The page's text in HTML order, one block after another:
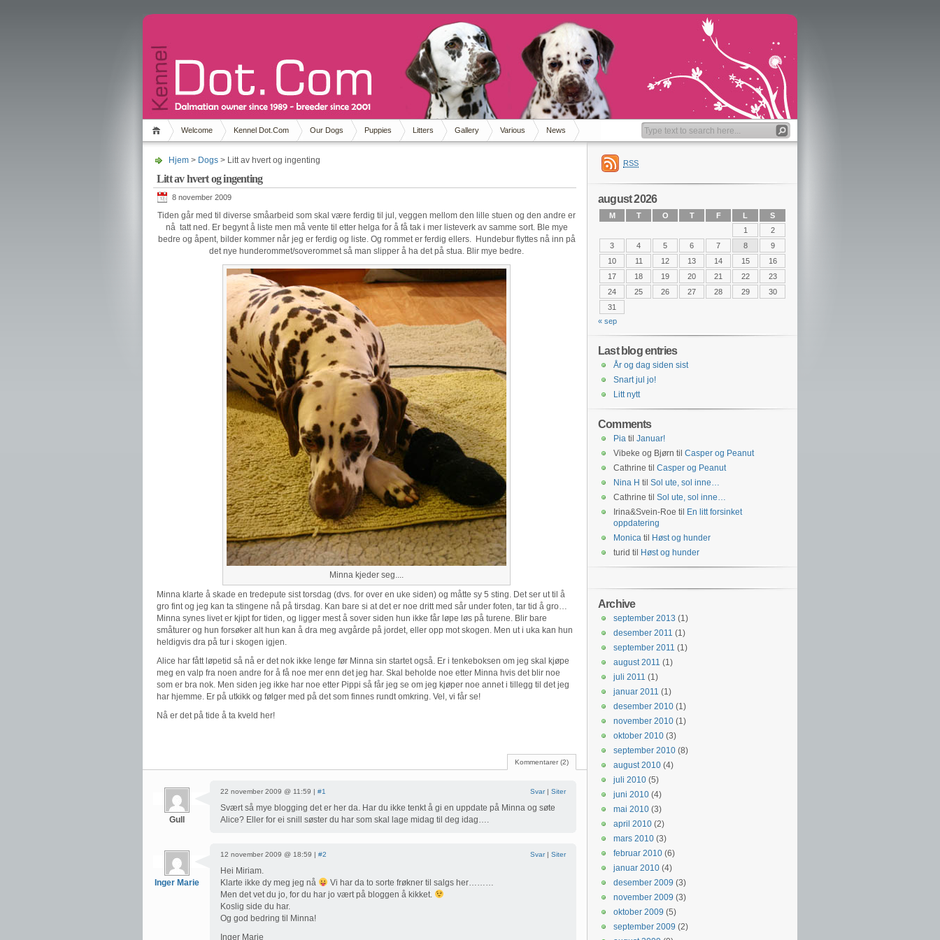
Welcome Kennel Dot.Com Our Dogs Puppies Litters Gallery Various News
Hjem > Dogs > Litt av hvert og ingenting
Litt av hvert og ingenting
8 november 2009
Tiden går med til diverse småarbeid som skal være ferdig til jul, veggen mellom den lille stuen og den andre er
nå tatt ned. Er begynt å liste men må vente til etter helga for å få tak i mer listeverk av samme sort. Ble mye
bedre og åpent, bilder kommer når jeg er ferdig og liste. Og rommet er ferdig ellers. Hundebur flyttes nå inn på
det nye hunderommet/soverommet så man slipper å ha det på stua. Blir mye bedre.
Minna kjeder seg....
Minna klarte å skade en tredepute sist torsdag (dvs. for over en uke siden) og måtte sy 5 sting. Det ser ut til å
gro fint og jeg kan ta stingene nå på tirsdag. Kan bare si at det er noe dritt med sår under foten, tar tid å gro…
Minna synes livet er kjipt for tiden, og ligger mest å sover siden hun ikke får løpe løs på turene. Blir bare
småturer og hun forsøker alt hun kan å dra meg avgårde på jordet, eller opp mot skogen. Men ut i uka kan hun
heldigvis dra på tur i skogen igjen.
Alice har fått løpetid så nå er det nok ikke lenge før Minna sin startet også. Er i tenkeboksen om jeg skal kjøpe
meg en valp fra noen andre for å få noe mer enn det jeg har. Skal beholde noe etter Minna hvis det blir noe
som er bra nok. Men siden jeg ikke har noe etter Pippi så får jeg se om jeg kjøper noe annet i tillegg til det jeg
har hjemme. Er på utkikk og følger med på det som finnes rundt omkring. Vel, vi får se!
Nå er det på tide å ta kveld her!
Kommentarer (2)
Gull
22 november 2009 @ 11:59 | #1 Svar| Siter
Svært så mye blogging det er her da. Har du ikke tenkt å gi en uppdate på Minna og søte
Alice? Eller for ei snill søster du har som skal lage midag til deg idag….
Inger Marie
12 november 2009 @ 18:59 | #2 Svar| Siter
Hei Miriam.
Klarte ikke dy meg jeg nå
Vi har da to sorte frøkner til salgs her………
Men det vet du jo, for du har jo vært på bloggen å kikket.
Koslig side du har.
Og god bedring til Minna!
Inger Marie
RSS
august 2026
M T O T F L
S
1
2
3
4 5 6 7 8
9
10
11 12 13 14 15
16
17
18 19 20 21 22
23
24
25 26 27 28 29
30
31
« sep
Last blog entries
År og dag siden sist
Snart jul jo!
Litt nytt
Comments
Pia til Januar!
Vibeke og Bjørn til Casper og Peanut
Cathrine til Casper og Peanut
Nina H til Sol ute, sol inne…
Cathrine til Sol ute, sol inne…
Irina&Svein-Roe til
En litt forsinket
oppdatering
Monica til
Høst og hunder
turid til Høst og hunder
Archive
september 2013 (1)
desember 2011 (1)
september 2011 (1)
august 2011 (1)
juli 2011 (1)
januar 2011 (1)
desember 2010 (1)
november 2010 (1)
oktober 2010 (3)
september 2010 (8)
august 2010 (4)
juli 2010 (5)
juni 2010 (4)
mai 2010 (3)
april 2010 (2)
mars 2010 (3)
februar 2010 (6)
januar 2010 (4)
desember 2009 (3)
november 2009 (3)
oktober 2009 (5)
september 2009 (2)